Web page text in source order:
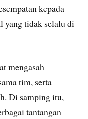
kepada
yang tidak selalu di
mengasah
tim, serta
Di samping itu,
tantangan